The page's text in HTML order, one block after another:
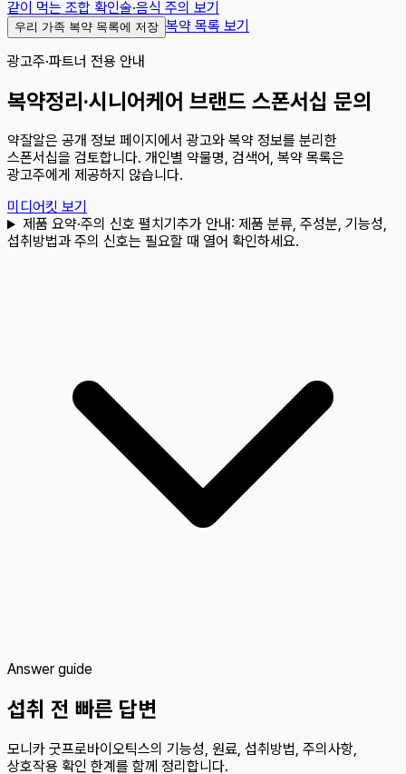
같이 먹는 조합 확인술·음식 주의 보기
우리 가족 복약 목록에 저장 복약 목록 보기
광고주·파트너 전용 안내
복약정리·시니어케어 브랜드 스폰서십 문의
약잘알은 공개 정보 페이지에서 광고와 복약 정보를 분리한
스폰서십을 검토합니다. 개인별 약물명, 검색어, 복약 목록은
광고주에게 제공하지 않습니다.
미디어킷 보기
제품 요약·주의 신호 펼치기 추가 안내: 제품 분류, 주성분, 기능성,
섭취방법과 주의 신호는 필요할 때 열어 확인하세요.
Answer guide
섭취 전 빠른 답변
모니카 굿프로바이오틱스의 기능성, 원료, 섭취방법, 주의사항,
상호작용 확인 한계를 함께 정리합니다.